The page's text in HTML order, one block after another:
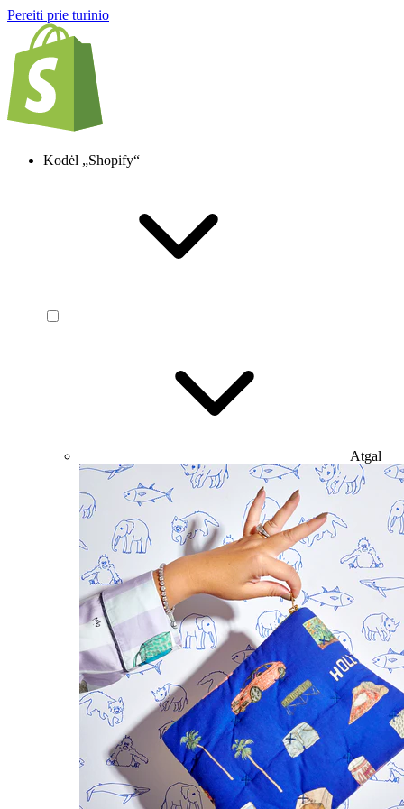
Pereiti prie turinio
Kodėl „Shopify“
Atgal